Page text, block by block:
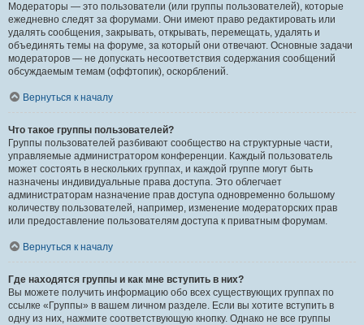
Модераторы — это пользователи (или группы пользователей), которые
ежедневно следят за форумами. Они имеют право редактировать или
удалять сообщения, закрывать, открывать, перемещать, удалять и
объединять темы на форуме, за который они отвечают. Основные задачи
модераторов — не допускать несоответствия содержания сообщений
обсуждаемым темам (оффтопик), оскорблений.
Вернуться к началу
Что такое группы пользователей?
Группы пользователей разбивают сообщество на структурные части,
управляемые администратором конференции. Каждый пользователь
может состоять в нескольких группах, и каждой группе могут быть
назначены индивидуальные права доступа. Это облегчает
администраторам назначение прав доступа одновременно большому
количеству пользователей, например, изменение модераторских прав
или предоставление пользователям доступа к приватным форумам.
Вернуться к началу
Где находятся группы и как мне вступить в них?
Вы можете получить информацию обо всех существующих группах по
ссылке «Группы» в вашем личном разделе. Если вы хотите вступить в
одну из них, нажмите соответствующую кнопку. Однако не все группы